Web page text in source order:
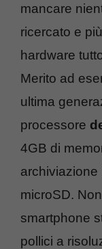
mancare
ricercato e
hardware
Merito ad
ultima
processore
4GB di
archiviazione
microSD.
smartphone
pollici a